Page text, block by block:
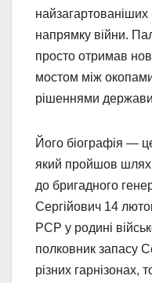
напрямку війни.
просто отримав
мостом між
рішеннями
Його біографія —
який пройшов шлях
до бригадного
Сергійович 14
РСР у родині
полковник запасу
різних гарнізонах,